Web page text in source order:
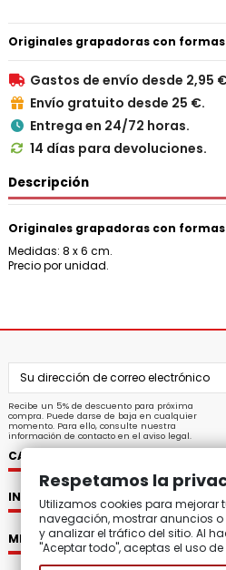
Originales grapadoras con
 Gastos de envío desde 2,95
 Envío gratuito desde 25 €.
 Entrega en 24/72 horas.
 14 días para devoluciones.
Descripción
Originales grapadoras con
Medidas: 8 x 6 cm.
Precio por unidad.
Recibe un 5% de descuento para próxima
compra. Puede darse de baja en cualquier
momento. Para ello, consulte nuestra
información de contacto en el aviso legal.
CATEGORÍAS
INFORMACIÓN
MI CUENTA
Respetamos la
Utilizamos cookies para mejorar
navegación, mostrar anuncios
y analizar el tráfico del sitio. Al
"Aceptar todo", aceptas el uso de